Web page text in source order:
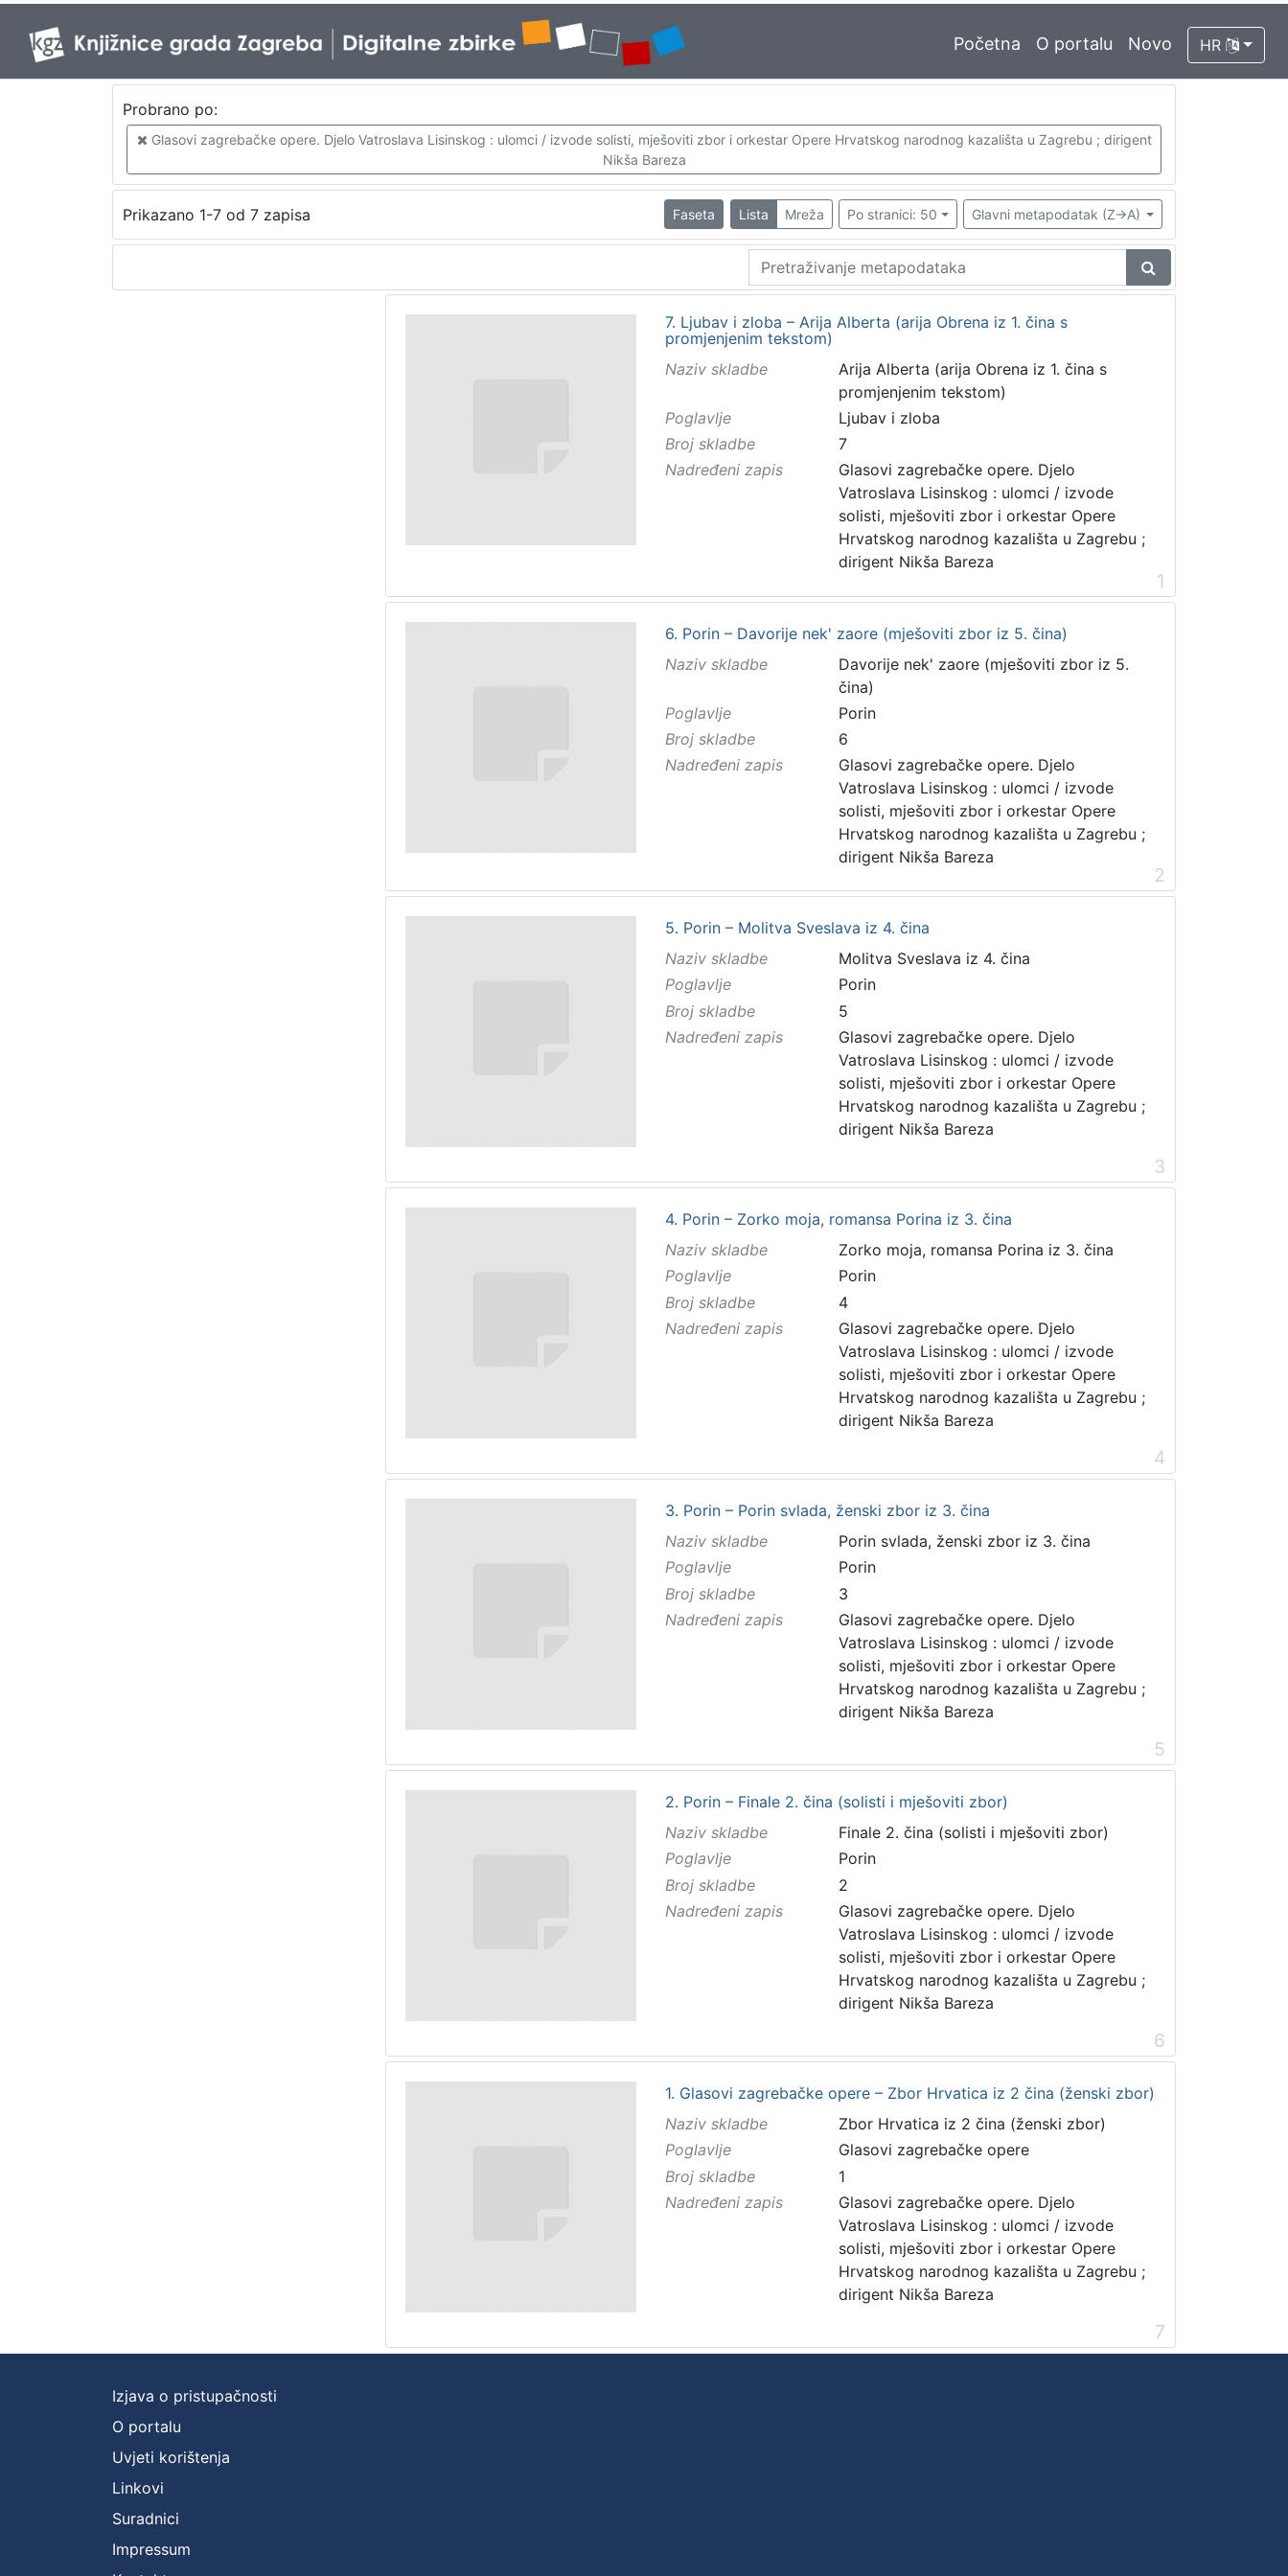
Početna O portalu Novo HR
Probrano po:
Glasovi zagrebačke opere. Djelo Vatroslava Lisinskog : ulomci / izvode solisti, mješoviti zbor i orkestar Opere Hrvatskog narodnog kazališta u Zagrebu ; dirigent
Nikša Bareza
Prikazano 1-7 od 7 zapisa Faseta Lista Mreža Po stranici: 50 Glavni metapodatak (Z->A)
7. Ljubav i zloba – Arija Alberta (arija Obrena iz 1. čina s
promjenjenim tekstom)
Naziv skladbe
Arija Alberta (arija Obrena iz 1. čina s
promjenjenim tekstom)
Poglavlje
Ljubav i zloba
Broj skladbe
7
Nadređeni zapis
Glasovi zagrebačke opere. Djelo
Vatroslava Lisinskog : ulomci / izvode
solisti, mješoviti zbor i orkestar Opere
Hrvatskog narodnog kazališta u Zagrebu ;
dirigent Nikša Bareza
1
6. Porin – Davorije nek' zaore (mješoviti zbor iz 5. čina)
Naziv skladbe
Davorije nek' zaore (mješoviti zbor iz 5.
čina)
Poglavlje
Porin
Broj skladbe
6
Nadređeni zapis
Glasovi zagrebačke opere. Djelo
Vatroslava Lisinskog : ulomci / izvode
solisti, mješoviti zbor i orkestar Opere
Hrvatskog narodnog kazališta u Zagrebu ;
dirigent Nikša Bareza
2
5. Porin – Molitva Sveslava iz 4. čina
Naziv skladbe
Molitva Sveslava iz 4. čina
Poglavlje
Porin
Broj skladbe
5
Nadređeni zapis
Glasovi zagrebačke opere. Djelo
Vatroslava Lisinskog : ulomci / izvode
solisti, mješoviti zbor i orkestar Opere
Hrvatskog narodnog kazališta u Zagrebu ;
dirigent Nikša Bareza
3
4. Porin – Zorko moja, romansa Porina iz 3. čina
Naziv skladbe
Zorko moja, romansa Porina iz 3. čina
Poglavlje
Porin
Broj skladbe
4
Nadređeni zapis
Glasovi zagrebačke opere. Djelo
Vatroslava Lisinskog : ulomci / izvode
solisti, mješoviti zbor i orkestar Opere
Hrvatskog narodnog kazališta u Zagrebu ;
dirigent Nikša Bareza
4
3. Porin – Porin svlada, ženski zbor iz 3. čina
Naziv skladbe
Porin svlada, ženski zbor iz 3. čina
Poglavlje
Porin
Broj skladbe
3
Nadređeni zapis
Glasovi zagrebačke opere. Djelo
Vatroslava Lisinskog : ulomci / izvode
solisti, mješoviti zbor i orkestar Opere
Hrvatskog narodnog kazališta u Zagrebu ;
dirigent Nikša Bareza
5
2. Porin – Finale 2. čina (solisti i mješoviti zbor)
Naziv skladbe
Finale 2. čina (solisti i mješoviti zbor)
Poglavlje
Porin
Broj skladbe
2
Nadređeni zapis
Glasovi zagrebačke opere. Djelo
Vatroslava Lisinskog : ulomci / izvode
solisti, mješoviti zbor i orkestar Opere
Hrvatskog narodnog kazališta u Zagrebu ;
dirigent Nikša Bareza
6
1. Glasovi zagrebačke opere – Zbor Hrvatica iz 2 čina (ženski zbor)
Naziv skladbe
Zbor Hrvatica iz 2 čina (ženski zbor)
Poglavlje
Glasovi zagrebačke opere
Broj skladbe
1
Nadređeni zapis
Glasovi zagrebačke opere. Djelo
Vatroslava Lisinskog : ulomci / izvode
solisti, mješoviti zbor i orkestar Opere
Hrvatskog narodnog kazališta u Zagrebu ;
dirigent Nikša Bareza
7
Izjava o pristupačnosti
O portalu
Uvjeti korištenja
Linkovi
Suradnici
Impressum